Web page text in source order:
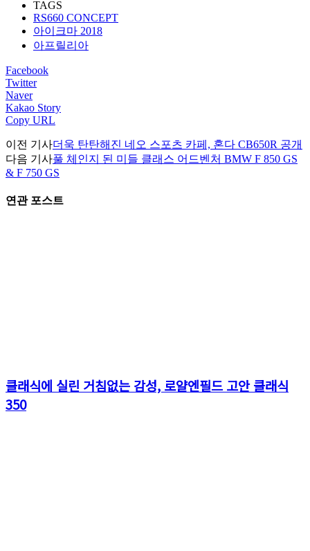
TAGS
RS660 CONCEPT
아이크마 2018
아프릴리아
Facebook
Twitter
Naver
Kakao Story
Copy URL
이전 기사더욱 탄탄해진 네오 스포츠 카페, 혼다 CB650R 공개
다음 기사풀 체인지 된 미들 클래스 어드벤처 BMW F 850 GS
& F 750 GS
연관 포스트
클래식에 실린 거침없는 감성, 로얄엔필드 고안 클래식
350